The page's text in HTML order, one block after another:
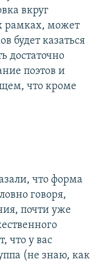
вкруг
рамках, может
будет казаться
достаточно
поэтов и
что кроме
что форма
говоря,
почти уже
что у вас
(не знаю, как